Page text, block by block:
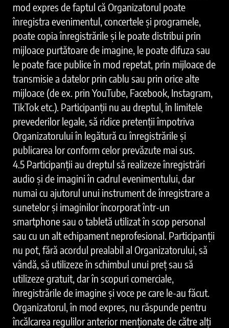
mod expres de faptul că Organizatorul poate
înregistra evenimentul, concertele și programele,
poate copia înregistrările și le poate distribui prin
mijloace purtătoare de imagine, le poate difuza sau
le poate face publice în mod repetat, prin mijloace de
transmisie a datelor prin cablu sau prin orice alte
mijloace (de ex. prin YouTube, Facebook, Instagram,
TikTok etc.). Participanții nu au dreptul, în limitele
prevederilor legale, să ridice pretenții împotriva
Organizatorului în legătură cu înregistrările și
publicarea lor conform celor prevăzute mai sus.
4.5 Participanții au dreptul să realizeze înregistrări
audio și de imagini în cadrul evenimentului, dar
numai cu ajutorul unui instrument de înregistrare a
sunetelor și imaginilor încorporat într-un
smartphone sau o tabletă utilizat în scop personal
sau cu un alt echipament neprofesional. Participanții
nu pot, fără acordul prealabil al Organizatorului, să
vândă, să utilizeze în schimbul unui preț sau să
utilizeze gratuit, dar în scopuri comerciale,
înregistrările de imagine și voce pe care le-au făcut.
Organizatorul, în mod expres, nu răspunde pentru
încălcarea regulilor anterior menționate de către alți